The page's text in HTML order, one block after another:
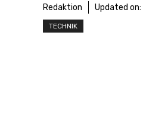
Redaktion Updated on:
TECHNIK